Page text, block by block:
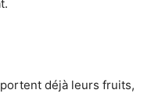
déjà leurs fruits,